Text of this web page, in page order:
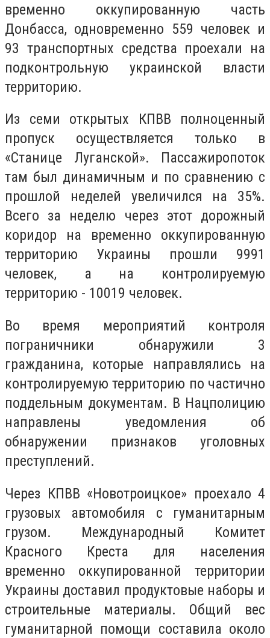
временно оккупированную часть
Донбасса, одновременно 559 человек и
93 транспортных средства проехали на
подконтрольную украинской власти
территорию.
Из семи открытых КПВВ полноценный
пропуск осуществляется только в
«Станице Луганской». Пассажиропоток
там был динамичным и по сравнению с
прошлой неделей увеличился на 35%.
Всего за неделю через этот дорожный
коридор на временно оккупированную
территорию Украины прошли 9991
человек, а на контролируемую
территорию - 10019 человек.
Во время мероприятий контроля
пограничники обнаружили 3
гражданина, которые направлялись на
контролируемую территорию по частично
поддельным документам. В Нацполицию
направлены уведомления об
обнаружении признаков уголовных
преступлений.
Через КПВВ «Новотроицкое» проехало 4
грузовых автомобиля с гуманитарным
грузом. Международный Комитет
Красного Креста для населения
временно оккупированной территории
Украины доставил продуктовые наборы и
строительные материалы. Общий вес
гуманитарной помощи составила около